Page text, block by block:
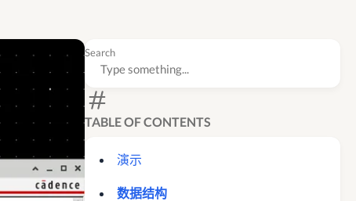
Search
TABLE OF CONTENTS
演示
数据结构